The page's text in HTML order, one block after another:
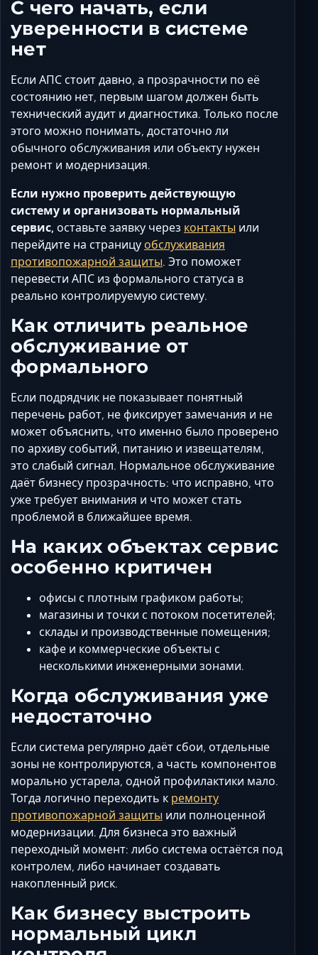
С чего начать, если
уверенности в системе
нет
Если АПС стоит давно, а прозрачности по её
состоянию нет, первым шагом должен быть
технический аудит и диагностика. Только после
этого можно понимать, достаточно ли
обычного обслуживания или объекту нужен
ремонт и модернизация.
Если нужно проверить действующую
систему и организовать нормальный
сервис, оставьте заявку через контакты или
перейдите на страницу обслуживания
противопожарной защиты. Это поможет
перевести АПС из формального статуса в
реально контролируемую систему.
Как отличить реальное
обслуживание от
формального
Если подрядчик не показывает понятный
перечень работ, не фиксирует замечания и не
может объяснить, что именно было проверено
по архиву событий, питанию и извещателям,
это слабый сигнал. Нормальное обслуживание
даёт бизнесу прозрачность: что исправно, что
уже требует внимания и что может стать
проблемой в ближайшее время.
На каких объектах сервис
особенно критичен
офисы с плотным графиком работы;
магазины и точки с потоком посетителей;
склады и производственные помещения;
кафе и коммерческие объекты с
несколькими инженерными зонами.
Когда обслуживания уже
недостаточно
Если система регулярно даёт сбои, отдельные
зоны не контролируются, а часть компонентов
морально устарела, одной профилактики мало.
Тогда логично переходить к ремонту
противопожарной защиты или полноценной
модернизации. Для бизнеса это важный
переходный момент: либо система остаётся под
контролем, либо начинает создавать
накопленный риск.
Как бизнесу выстроить
нормальный цикл